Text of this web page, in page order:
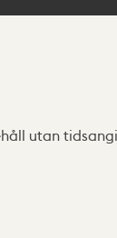
utan